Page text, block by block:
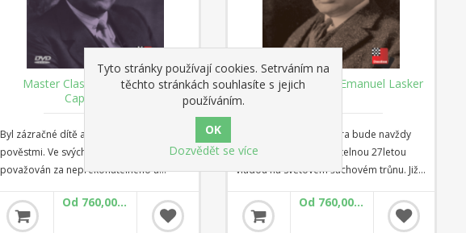
Master Class 4.díl: José Raúl
Capablanca
Byl zázračné dítě a je obklopen mnoha
pověstmi. Ve svých nejlepších časech, byl
považován za nepřekonatelného a
šachový talent všech dob: José Raúl
Capablanca, narozený 1888 v Havaně. Ve
Od 760,00 Kč
Master Class 5. díl: Emanuel Lasker
Jméno Emanuela Laskera bude navždy
spojeno s jeho neuvěřitelnou 27letou
vládou na světovém šachovém trůnu. Již v
mistra světa Wilhelm Steinitz a jeho
rekordní počet let na trůnu skončil až v
Od 760,00 Kč
Tyto stránky používají cookies. Setrváním na
těchto stránkách souhlasíte s jejich
používáním.
Dozvědět se více